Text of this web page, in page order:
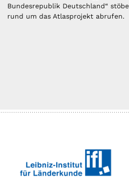
Bundesrepublik Deutschland“
rund um das Atlasprojekt abrufen.